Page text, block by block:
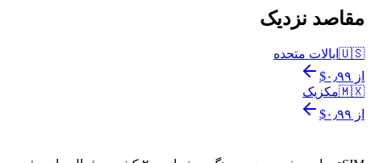
مقاصد نزدیک
🇺🇸 ایالات متحده
از ‎$۰٫۹۹
🇲🇽مکزیک
از ‎$۰٫۹۹